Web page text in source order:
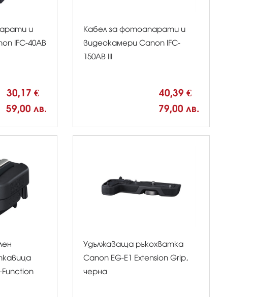
и
IFC-40AB
30,17 €
59,00 лв.
Кабел за фотоапарати и
видеокамери Canon IFC-
150AB III
40,39 €
79,00 лв.
Function
Удължаваща ръкохватка
Canon EG-E1 Extension Grip,
черна